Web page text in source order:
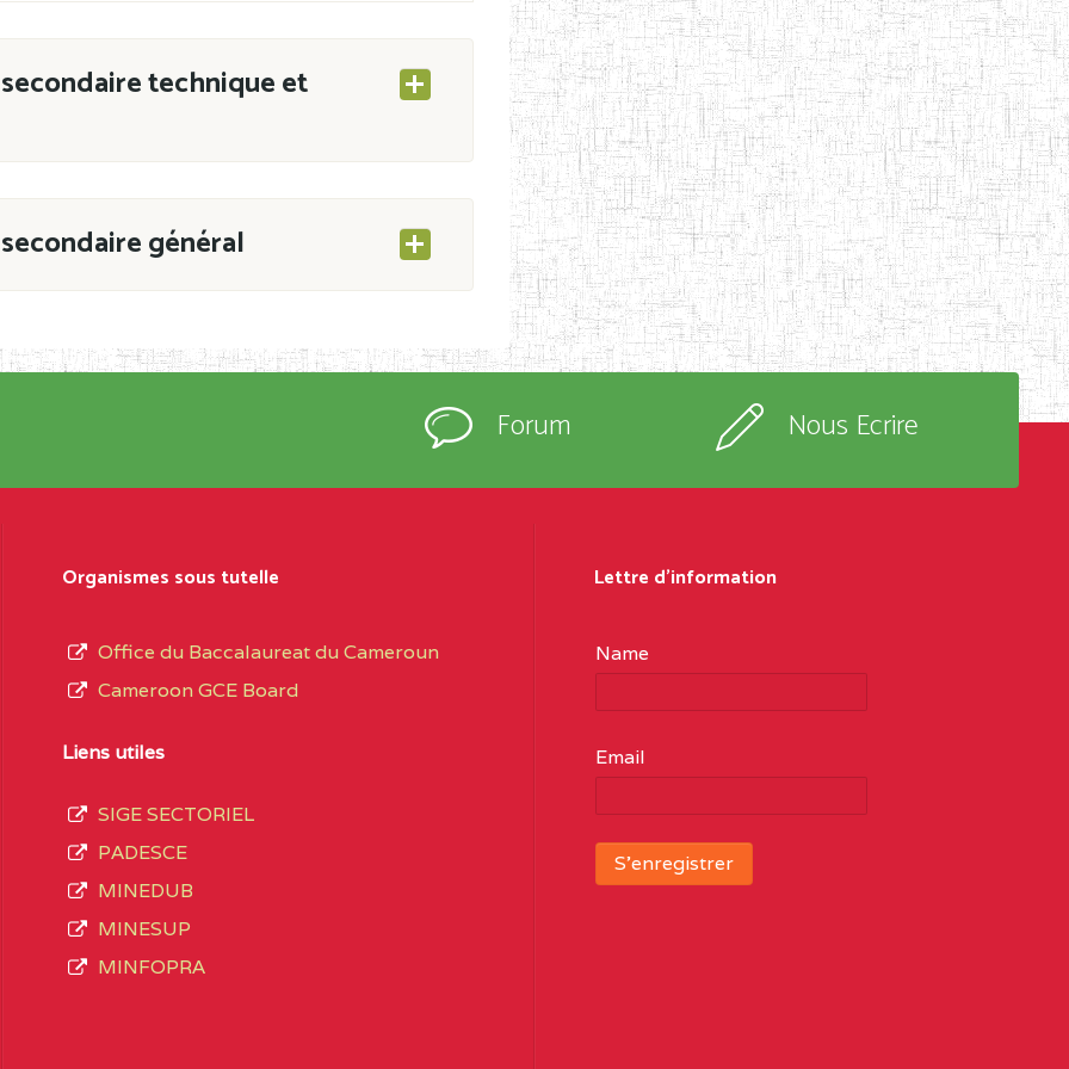
technique et
LES
DE
général
CAB du 21 mars 2011 portant ouverture
immatriculés et inscrits au
Généralau terme des opérations
3408 structures réparties ainsi qu’il
soit :
Forum Nous Ecrire
Organismes sous tutelle
Office du Baccalaureat du Cameroun
Cameroon GCE Board
Liens utiles
SIGE SECTORIEL
PADESCE
MINEDUB
MINESUP
MINFOPRA
Lettre d'information
Name
Email